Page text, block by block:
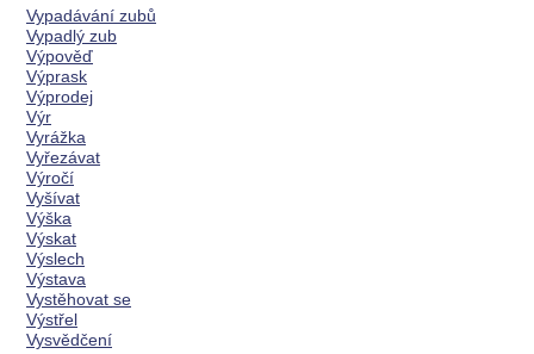
Vypadávání zubů
Vypadlý zub
Výpověď
Výprask
Výprodej
Výr
Vyrážka
Vyřezávat
Výročí
Vyšívat
Výška
Výskat
Výslech
Výstava
Vystěhovat se
Výstřel
Vysvědčení